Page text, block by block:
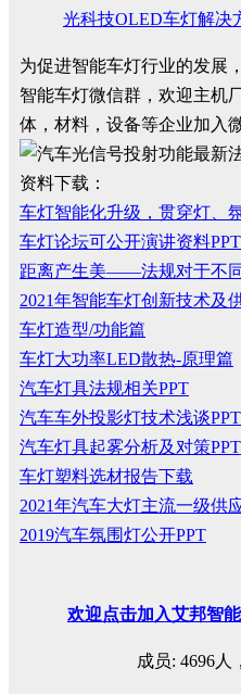
光科技OLED车灯解决
为促进智能车灯行业的发展
智能车灯微信群，欢迎主机
体，材料，设备等企业加入
资料下载：
车灯智能化升级，贯穿灯、
车灯论坛可公开演讲资料PPT
距离产生美——法规对于不
2021年智能车灯创新技术及
车灯造型/功能篇
车灯大功率LED散热-原理篇
汽车灯具法规相关PPT
汽车车外投影灯技术浅谈PPT
汽车灯具起雾分析及对策PPT
车灯塑料选材报告下载
2021年汽车大灯主流一级供
2019汽车氛围灯公开PPT
欢迎点击加入艾邦智
成员: 4696人